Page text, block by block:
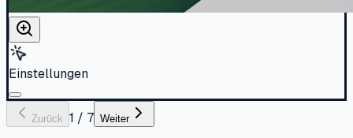
Einstellungen
Zurück 1 / 7 Weiter